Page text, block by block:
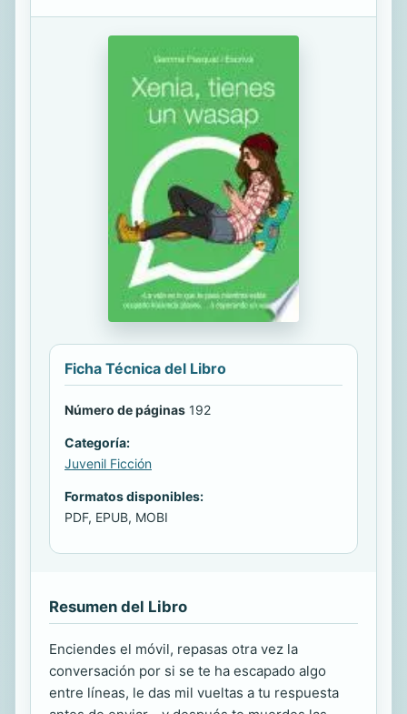
Ficha Técnica del Libro
Número de páginas 192
Categoría:
Juvenil Ficción
Formatos disponibles:
PDF, EPUB, MOBI
Resumen del Libro
Enciendes el móvil, repasas otra vez la
conversación por si se te ha escapado algo
entre líneas, le das mil vueltas a tu respuesta